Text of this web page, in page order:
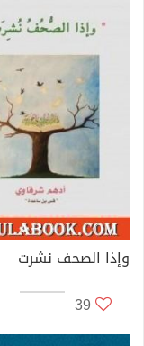
وإذا الصحف نشرت
39